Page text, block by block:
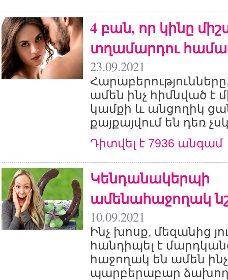
4 բան, որ կինը
տղամարդու
23.09.2021
ամեն ինչ հիմնված է
կամքի և անցողիկ
քայքայվում են դեռ
Դիտվել է 7936 անգամ
Կենդանակերպի
ամենահաջողակ
10.09.2021
Ինչ խոսք, մեզանից
հանդիպել է
հաջողակ են ամեն
պարբերաբար